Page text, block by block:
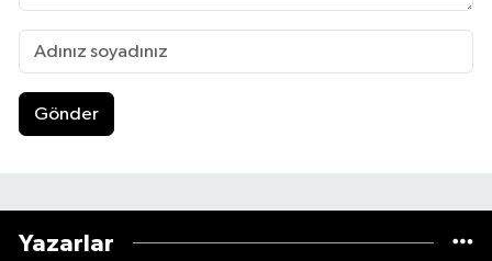
Gönder
Yazarlar